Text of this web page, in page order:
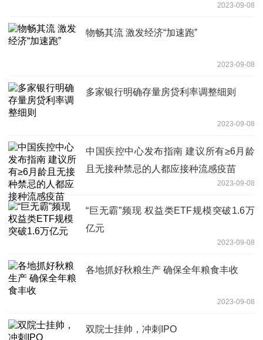
2023-09-08
物畅其流 激发经济“加速跑”
2023-09-08
多家银行明确存量房贷利率调整细则
2023-09-08
中国疾控中心发布指南 建议所有≥6月龄
且无接种禁忌的人都应接种流感疫苗
2023-09-08
“巨无霸”频现 权益类ETF规模突破1.6万
亿元
2023-09-08
各地抓好秋粮生产 确保全年粮食丰收
2023-09-08
双院士挂帅，冲刺IPO